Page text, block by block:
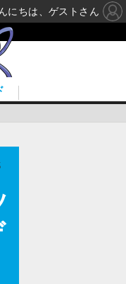
にちは、ゲストさん